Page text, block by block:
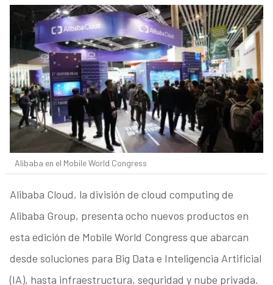
Alibaba en el Mobile World Congress
Alibaba Cloud, la división de cloud computing de
Alibaba Group, presenta ocho nuevos productos en
esta edición de Mobile World Congress que abarcan
desde soluciones para Big Data e Inteligencia Artificial
(IA), hasta infraestructura, seguridad y nube privada.